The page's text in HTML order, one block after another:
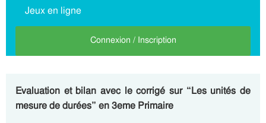
Jeux en ligne
Connexion / Inscription
Evaluation et bilan avec le corrigé sur “Les unités de
mesure de durées” en 3eme Primaire